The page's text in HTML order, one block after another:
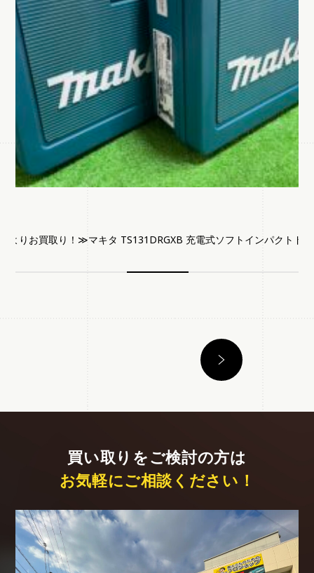
よりお買取り！≫マキタ TS131DRGXB 充電式ソフトインパクトド
買い取りをご検討の方は
お気軽にご相談ください！